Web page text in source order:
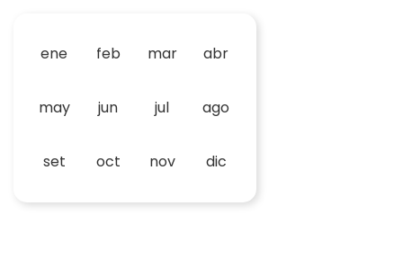
ene feb mar abr
may jun jul ago
set oct nov dic